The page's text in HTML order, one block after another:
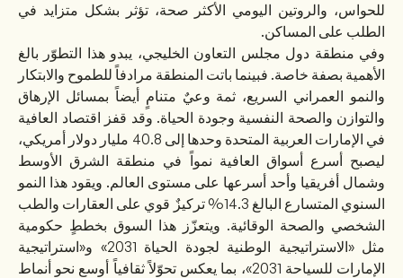
للحواس، والروتين اليومي الأكثر صحة، تؤثر بشكل متزايد في
الطلب على المساكن.
وفي منطقة دول مجلس التعاون الخليجي، يبدو هذا التطوّر بالغ
الأهمية بصفة خاصة. فبينما باتت المنطقة مرادفاً للطموح والابتكار
والنمو العمراني السريع، ثمة وعيٌ متنامٍ أيضاً بمسائل الإرهاق
والتوازن والصحة النفسية وجودة الحياة. وقد قفز اقتصاد العافية
في الإمارات العربية المتحدة وحدها إلى 40.8 مليار دولار أمريكي،
ليصبح أسرع أسواق العافية نمواً في منطقة الشرق الأوسط
وشمال أفريقيا وأحد أسرعها على مستوى العالم. ويقود هذا النمو
السنوي المتسارع البالغ 14.3% تركيزٌ قوي على العقارات والطب
الشخصي والصحة الوقائية. ويتعزّز هذا السوق بخططٍ حكومية
مثل «الاستراتيجية الوطنية لجودة الحياة 2031» و«استراتيجية
الإمارات للسياحة 2031»، بما يعكس تحوّلاً ثقافياً أوسع نحو أنماط